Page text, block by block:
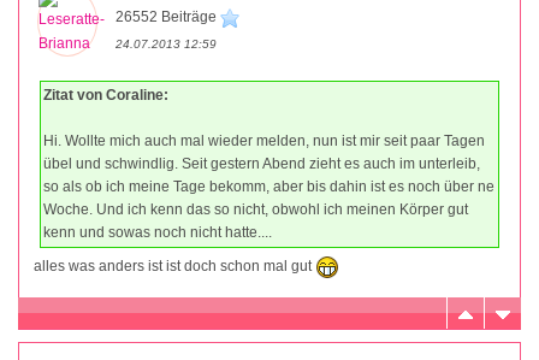
26552 Beiträge
24.07.2013 12:59
Zitat von Coraline:
Hi. Wollte mich auch mal wieder melden, nun ist mir seit paar Tagen
übel und schwindlig. Seit gestern Abend zieht es auch im unterleib,
so als ob ich meine Tage bekomm, aber bis dahin ist es noch über ne
Woche. Und ich kenn das so nicht, obwohl ich meinen Körper gut
kenn und sowas noch nicht hatte....
alles was anders ist ist doch schon mal gut